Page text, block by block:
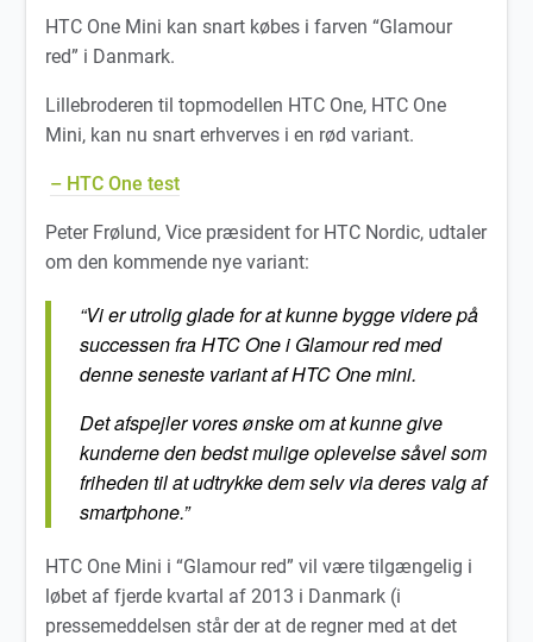
HTC One Mini kan snart købes i farven “Glamour
red” i Danmark.
Lillebroderen til topmodellen HTC One, HTC One
Mini, kan nu snart erhverves i en rød variant.
– HTC One test
Peter Frølund, Vice præsident for HTC Nordic, udtaler
om den kommende nye variant:
“Vi er utrolig glade for at kunne bygge videre på
successen fra HTC One i Glamour red med
denne seneste variant af HTC One mini.
Det afspejler vores ønske om at kunne give
kunderne den bedst mulige oplevelse såvel som
friheden til at udtrykke dem selv via deres valg af
smartphone.”
HTC One Mini i “Glamour red” vil være tilgængelig i
løbet af fjerde kvartal af 2013 i Danmark (i
pressemeddelsen står der at de regner med at det